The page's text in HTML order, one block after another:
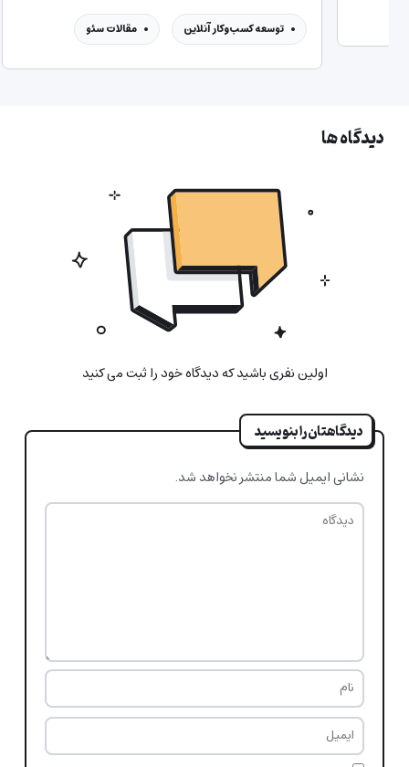
توسعه کسب‌وکار آنلاین مقالات سئو
دیدگاه ها
اولین نفری باشید که دیدگاه خود را ثبت می کنید
دیدگاهتان را بنویسید
نشانی ایمیل شما منتشر نخواهد شد.